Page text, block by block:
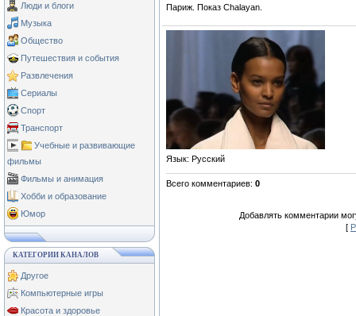
Люди и блоги
Музыка
Общество
Путешествия и события
Развлечения
Сериалы
Спорт
Транспорт
Учебные и развивающие
фильмы
Фильмы и анимация
Хобби и образование
Юмор
КАТЕГОРИИ КАНАЛОВ
Другое
Компьютерные игры
Красота и здоровье
Париж. Показ Chalayan.
Язык: Русский
Всего комментариев: 0
Добавлять комментарии
[